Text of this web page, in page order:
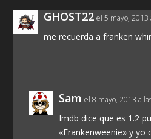
GHOST22 el 5 mayo, 2013
me recuerda a franken
Sam el 8 mayo, 2013 a
Imdb dice que es 1.2
«Frankenweenie» y yo